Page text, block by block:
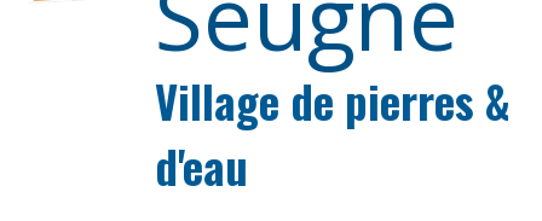
Village de pierres &
d'eau